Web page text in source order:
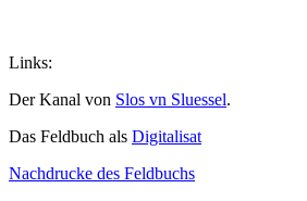
Links:
Der Kanal von Slos vn Sluessel.
Das Feldbuch als Digitalisat
Nachdrucke des Feldbuchs